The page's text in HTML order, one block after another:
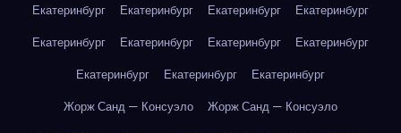
Екатеринбург
Екатеринбург Екатеринбург
Екатеринбург
Екатеринбург
Екатеринбург Екатеринбург
Екатеринбург
Екатеринбург
Екатеринбург
Екатеринбург
Жорж Санд — Консуэло
Жорж Санд — Консуэло